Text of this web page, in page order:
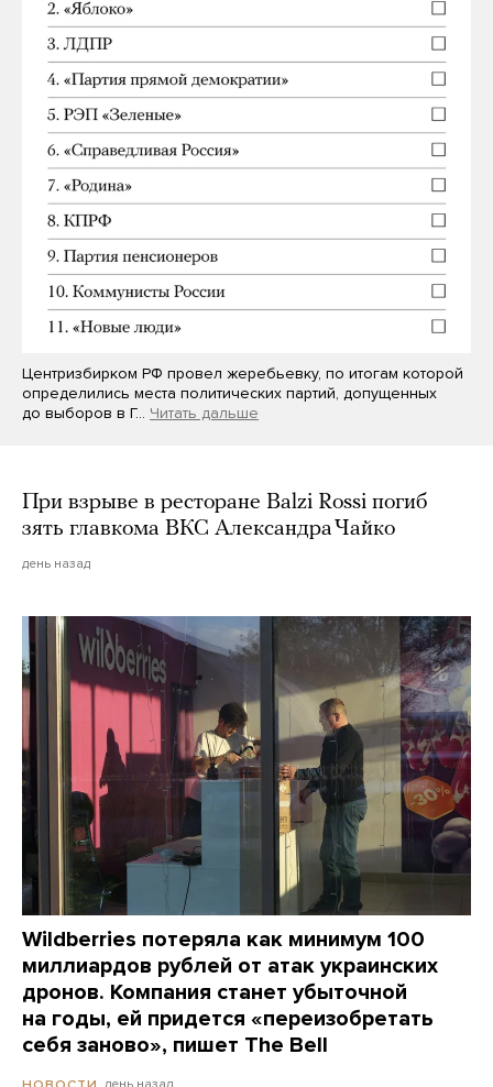
Центризбирком РФ провел жеребьевку, по итогам которой
определились места политических партий, допущенных
до выборов в Г… Читать дальше
При взрыве в ресторане Balzi Rossi погиб
зять главкома ВКС Александра Чайко
день назад
Wildberries потеряла как минимум 100
миллиардов рублей от атак украинских
дронов. Компания станет убыточной
на годы, ей придется «переизобретать
себя заново», пишет The Bell